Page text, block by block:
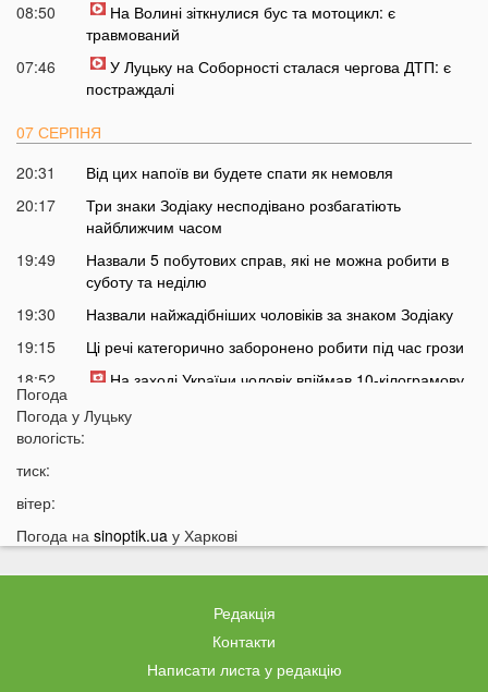
08:50
На Волині зіткнулися бус та мотоцикл: є
травмований
07:46
У Луцьку на Соборності сталася чергова ДТП: є
постраждалі
07 СЕРПНЯ
20:31
Від цих напоїв ви будете спати як немовля
20:17
Три знаки Зодіаку несподівано розбагатіють
найближчим часом
19:49
Назвали 5 побутових справ, які не можна робити в
суботу та неділю
19:30
Назвали найжадібніших чоловіків за знаком Зодіаку
19:15
Ці речі категорично заборонено робити під час грози
18:52
На заході України чоловік впіймав 10-кілограмову
18:28
17:53
Затяжна війна та важка зима: тривожний прогноз для
присутності поліції
На Волині жінка під час сварки вдарила чоловіка
ножем: чим усе закінчилося
Погода
Погода у Луцьку
вологість:
тиск:
вітер:
Погода на sinoptik.ua у Харкові
Редакція
Контакти
Написати листа у редакцію